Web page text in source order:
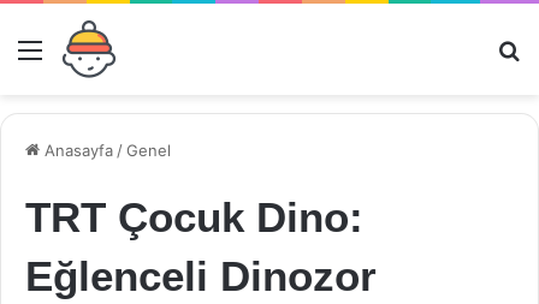
Menü
Anasayfa /Genel
TRT Çocuk Dino:
Eğlenceli Dinozor